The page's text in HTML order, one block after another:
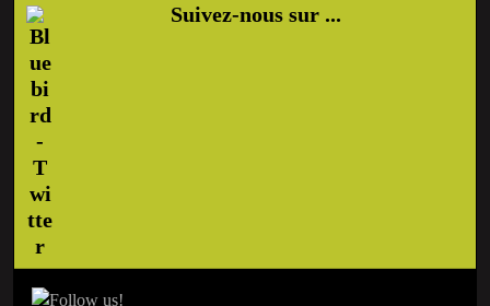
Suivez-nous sur ...